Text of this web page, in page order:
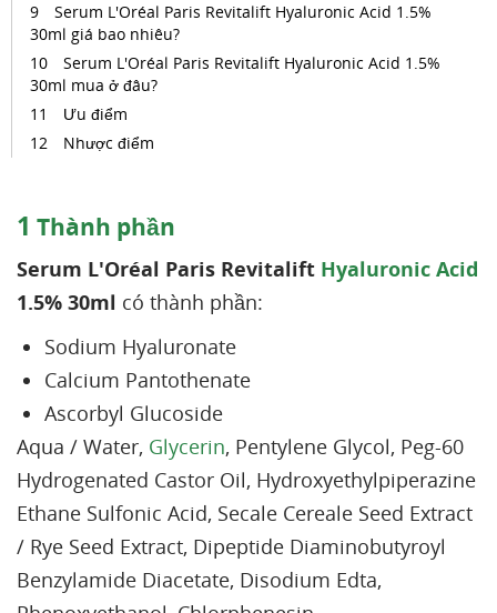
Serum L'Oréal Paris Revitalift Hyaluronic Acid 1.5%
30ml giá bao nhiêu?
Serum L'Oréal Paris Revitalift Hyaluronic Acid 1.5%
30ml mua ở đâu?
Ưu điểm
Nhược điểm
1 Thành phần
Serum L'Oréal Paris Revitalift Hyaluronic Acid
1.5% 30ml có thành phần:
Sodium Hyaluronate
Calcium Pantothenate
Ascorbyl Glucoside
Aqua / Water, Glycerin, Pentylene Glycol, Peg-60
Hydrogenated Castor Oil, Hydroxyethylpiperazine
Ethane Sulfonic Acid, Secale Cereale Seed Extract
/ Rye Seed Extract, Dipeptide Diaminobutyroyl
Benzylamide Diacetate, Disodium Edta,